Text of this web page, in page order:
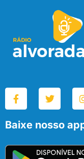
Baixe nosso